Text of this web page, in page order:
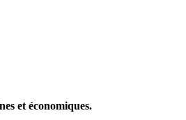
et économiques.